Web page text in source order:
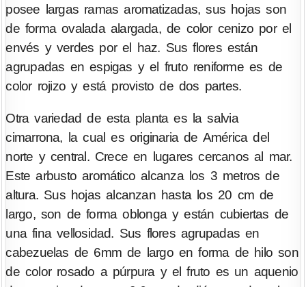
posee largas ramas aromatizadas, sus hojas son
de forma ovalada alargada, de color cenizo por el
envés y verdes por el haz. Sus flores están
agrupadas en espigas y el fruto reniforme es de
color rojizo y está provisto de dos partes.
Otra variedad de esta planta es la salvia
cimarrona, la cual es originaria de América del
norte y central. Crece en lugares cercanos al mar.
Este arbusto aromático alcanza los 3 metros de
altura. Sus hojas alcanzan hasta los 20 cm de
largo, son de forma oblonga y están cubiertas de
una fina vellosidad. Sus flores agrupadas en
cabezuelas de 6mm de largo en forma de hilo son
de color rosado a púrpura y el fruto es un aquenio